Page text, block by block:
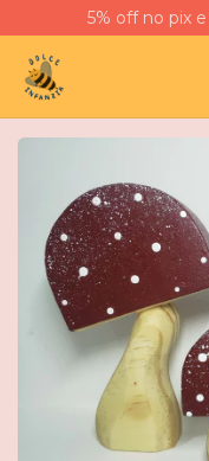
5% off no pix